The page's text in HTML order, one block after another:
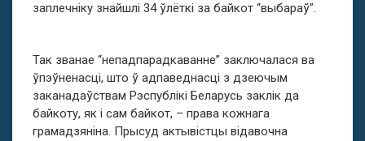
заплечніку знайшлі 34 ўлёткі за байкот “выбараў”.
Так званае “непадпарадкаванне” заключалася ва
ўпэўненасці, што ў адпаведнасці з дзеючым
заканадаўствам Рэспублікі Беларусь заклік да
байкоту, як і сам байкот, – права кожнага
грамадзяніна. Прысуд актывістцы відавочна